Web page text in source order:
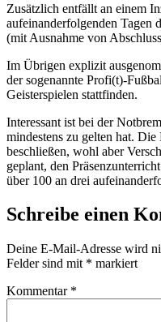
Zusätzlich entfällt an einem
aufeinanderfolgenden Tagen
(mit Ausnahme von
Im Übrigen explizit
der sogenannte Profi(t)-
Geisterspielen stattfinden.
Interessant ist bei der
mindestens zu gelten hat.
beschließen, wohl aber
geplant, den
über 100 an drei
Schreibe einen
Deine E-Mail-Adresse wird
Felder sind mit * markiert
Kommentar *